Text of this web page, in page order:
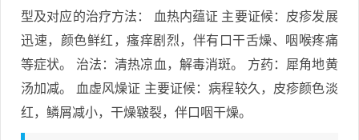
型及对应的治疗方法： 血热内蕴证 主要证候：皮疹发展
迅速，颜色鲜红，瘙痒剧烈，伴有口干舌燥、咽喉疼痛
等症状。 治法：清热凉血，解毒消斑。 方药：犀角地黄
汤加减。 血虚风燥证 主要证候：病程较久，皮疹颜色淡
红，鳞屑减小，干燥皲裂，伴口咽干燥。